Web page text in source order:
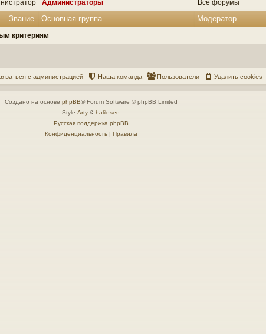
Администраторы Все форумы
Звание Основная группа Модератор
критериям
Удалить cookies
Пользователи
Наша команда
с администрацией
Создано на основе phpBB® Forum Software © phpBB Limited
Style Arty & halilesen
Русская поддержка phpBB
Конфиденциальность| Правила